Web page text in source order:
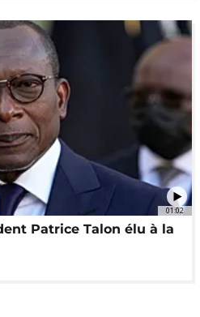
01:02
Patrice Talon élu à la